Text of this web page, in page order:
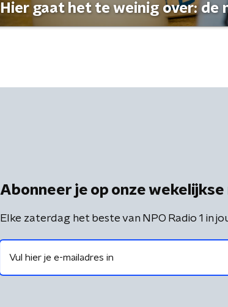
Hier gaat het te weinig over: de
Abonneer je op onze
Elke zaterdag het beste van NPO Radio 1 in